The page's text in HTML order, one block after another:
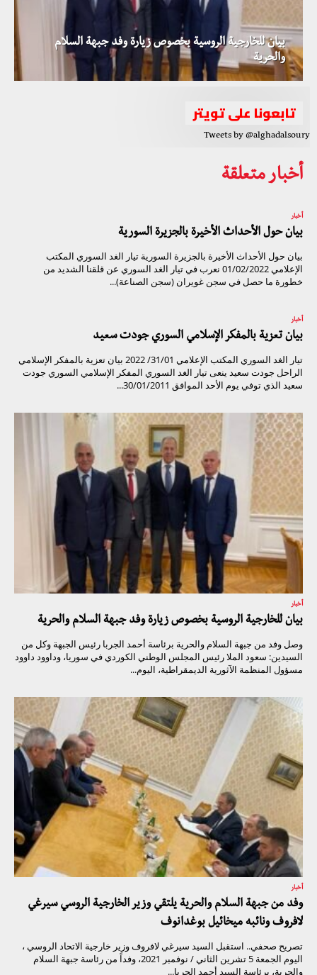
بيان للخارجية الروسية بخصوص زيارة وفد جبهة السلام
والحرية
تابعونا على تويتر
Tweets by @alghadalsoury
أخبار متعلقة
أخبار
بيان حول الأحداث الأخيرة بالجزيرة السورية
بيان حول الأحداث الأخيرة بالجزيرة السورية تيار الغد السوري المكتب
الإعلامي 01/02/2022 نعرب في تيار الغد السوري عن قلقنا الشديد من
خطورة ما حصل في سجن غويران (سجن الصناعة)...
أخبار
بيان تعزية بالمفكر الإسلامي السوري جودت سعيد
تيار الغد السوري المكتب الإعلامي 31/01/ 2022 بيان تعزية بالمفكر الإسلامي
الراحل جودت سعيد ينعى تيار الغد السوري المفكر الإسلامي السوري جودت
سعيد الذي توفي يوم الأحد الموافق 30/01/2011...
أخبار
بيان للخارجية الروسية بخصوص زيارة وفد جبهة السلام والحرية
وصل وفد من جبهة السلام والحرية برئاسة أحمد الجربا رئيس الجبهة وكل من
السيدين: سعود الملا رئيس المجلس الوطني الكوردي في سوريا، وداوود داوود
مسؤول المنظمة الآثورية الديمقراطية، اليوم...
أخبار
وفد من جبهة السلام والحرية يلتقي وزير الخارجية الروسي سيرغي
لافروف ونائبه ميخائيل بوغدانوف
تصريح صحفي.. استقبل السيد سيرغي لافروف وزير خارجية الاتحاد الروسي ،
اليوم الجمعة 5 تشرين الثاني / نوفمبر 2021، وفداً من رئاسة جبهة السلام
والحرية، برئاسة السيد أحمد الجربا...